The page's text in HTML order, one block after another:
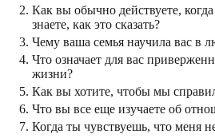
Как вы обычно действуете,
знаете, как это сказать?
Чему ваша семья научила вас в
Что означает для вас
жизни?
Как вы хотите, чтобы мы
Что вы все еще изучаете об
Когда ты чувствуешь, что меня